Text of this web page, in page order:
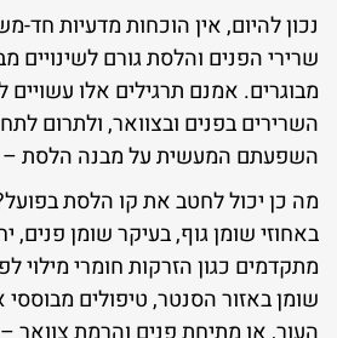
נכון להיום, אין הוכחות מדעיות
שרירי הפנים והלסת גורם לשינויים
מבוגרים. אמנם תרגילים אלו
השרירים בפנים ובצוואר, ולתרום
השפעתם המעשית על מבנה הלסת –
מה כן יכול לחטב את קו הלסת
באחוזי שומן גוף, בעיקר שומן פנים,
מתקדמים כגון הזרקות חומרי מילוי
שומן באזור הסנטר, טיפולים